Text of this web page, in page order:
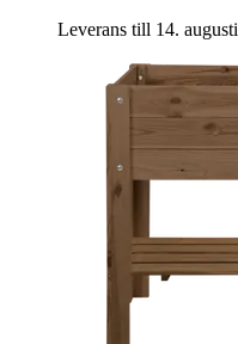
Leverans till 14. augusti